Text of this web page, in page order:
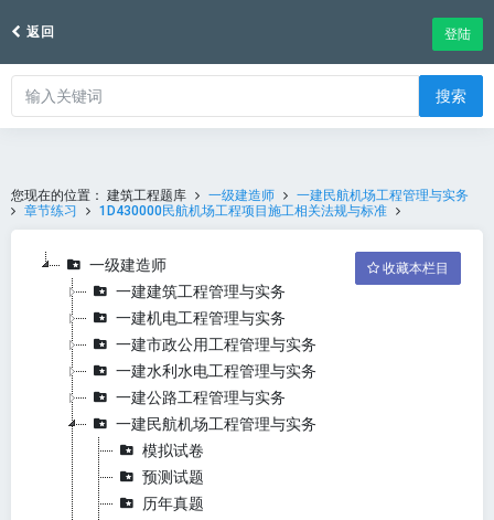
返回 登陆
搜索
您现在的位置： 建筑工程题库 一级建造师
一建民航机场工程管理与实务
章节练习
1D430000民航机场工程项目施工相关法规与标准
收藏本栏目
一级建造师
一建建筑工程管理与实务
一建机电工程管理与实务
一建市政公用工程管理与实务
一建水利水电工程管理与实务
一建公路工程管理与实务
一建民航机场工程管理与实务
模拟试卷
预测试题
历年真题